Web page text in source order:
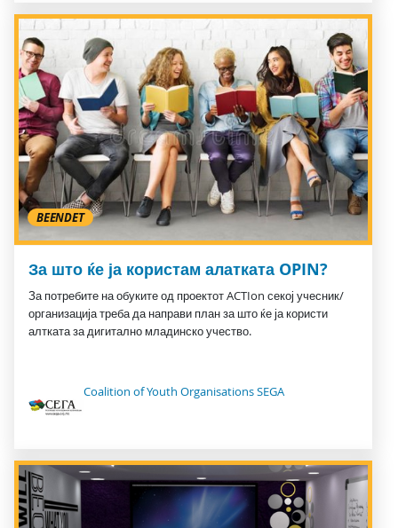
BEENDET
За што ќе ја користам алатката OPIN?
За потребите на обуките од проектот ACTIon секој учесник/
организација треба да направи план за што ќе ја користи
алтката за дигитално младинско учество.
Coalition of Youth Organisations SEGA